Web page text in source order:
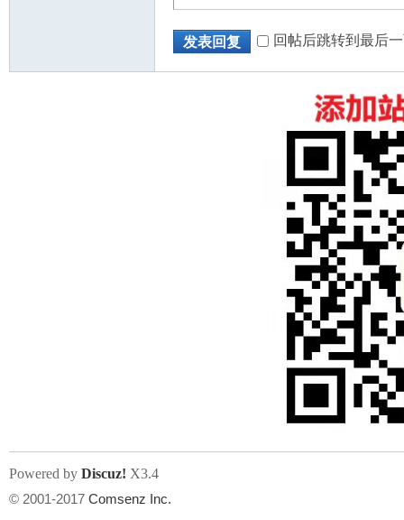
发表回复 回帖后跳转到最后
Powered by Discuz! X3.4
© 2001-2017 Comsenz Inc.